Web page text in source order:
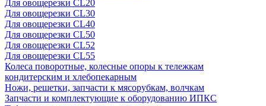
Для овощерезки CL20
Для овощерезки CL30
Для овощерезки CL40
Для овощерезки CL50
Для овощерезки CL52
Для овощерезки CL55
Колеса поворотные, колесные опоры к тележкам
кондитерским и хлебопекарным
Ножи, решетки, запчасти к мясорубкам, волчкам
Запчасти и комплектующие к оборудованию ИПКС